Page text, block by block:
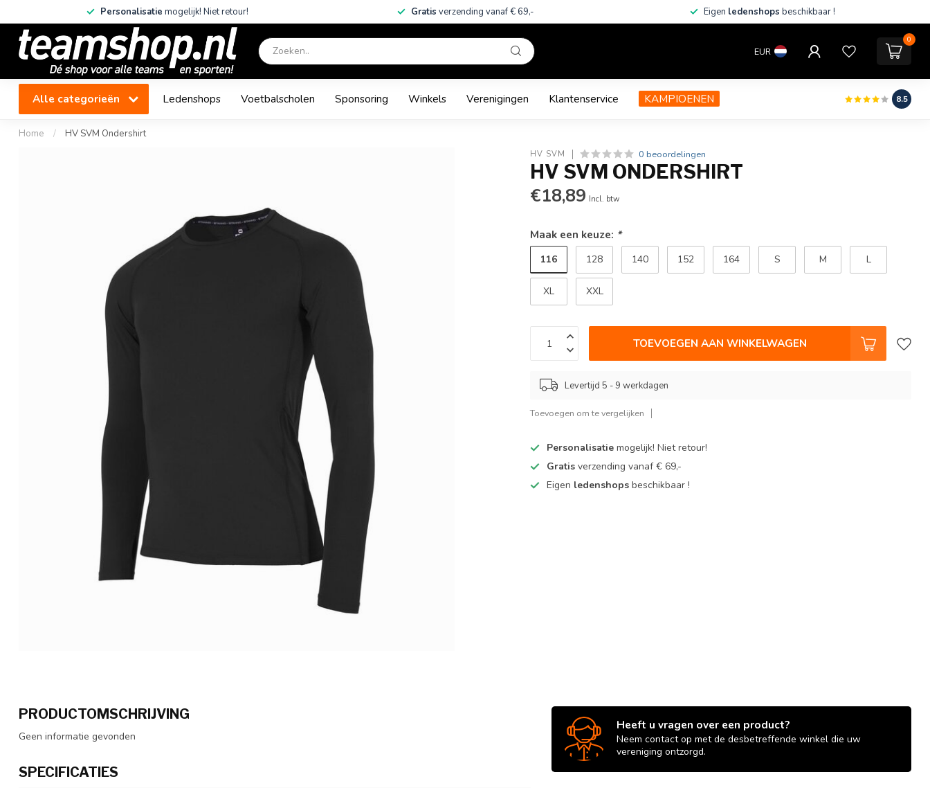
Personalisatie mogelijk! Niet retour! Gratis verzending vanaf € 69,- Eigen ledenshops beschikbaar !
EUR
0
Alle categorieën Ledenshops Voetbalscholen Sponsoring Winkels Verenigingen Klantenservice KAMPIOENEN 8.5
Home / HV SVM Ondershirt
HV SVM 0 beoordelingen
HV SVM ONDERSHIRT
€18,89 Incl. btw
Maak een keuze: *
116 128 140 152 164 S M L
XL XXL
TOEVOEGEN AAN WINKELWAGEN
Levertijd 5 - 9 werkdagen
Toevoegen om te vergelijken
Personalisatie mogelijk! Niet retour!
Gratisverzending vanaf € 69,-
Eigen ledenshopsbeschikbaar !
PRODUCTOMSCHRIJVING
Geen informatie gevonden
SPECIFICATIES
Heeft u vragen over een product?
Neem contact op met de desbetreffende winkel die uw
vereniging ontzorgd.